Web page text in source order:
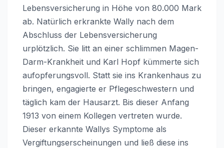
Lebensversicherung in Höhe von 80.000 Mark
ab. Natürlich erkrankte Wally nach dem
Abschluss der Lebensversicherung
urplötzlich. Sie litt an einer schlimmen Magen-
Darm-Krankheit und Karl Hopf kümmerte sich
aufopferungsvoll. Statt sie ins Krankenhaus zu
bringen, engagierte er Pflegeschwestern und
täglich kam der Hausarzt. Bis dieser Anfang
1913 von einem Kollegen vertreten wurde.
Dieser erkannte Wallys Symptome als
Vergiftungserscheinungen und ließ diese ins